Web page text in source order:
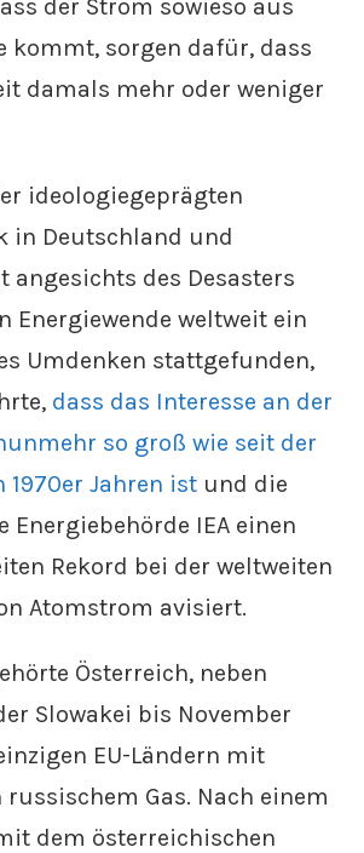
der Strom sowieso aus
kommt, sorgen dafür, dass
damals mehr oder weniger
ideologiegeprägten
in Deutschland und
angesichts des Desasters
Energiewende weltweit ein
Umdenken stattgefunden,
dass das Interesse an der
so groß wie seit der
1970er Jahren istund die
Energiebehörde IEA einen
Rekord bei der weltweiten
Atomstrom avisiert.
Österreich, neben
Slowakei bis November
EU-Ländern mit
Gas. Nach einem
dem österreichischen